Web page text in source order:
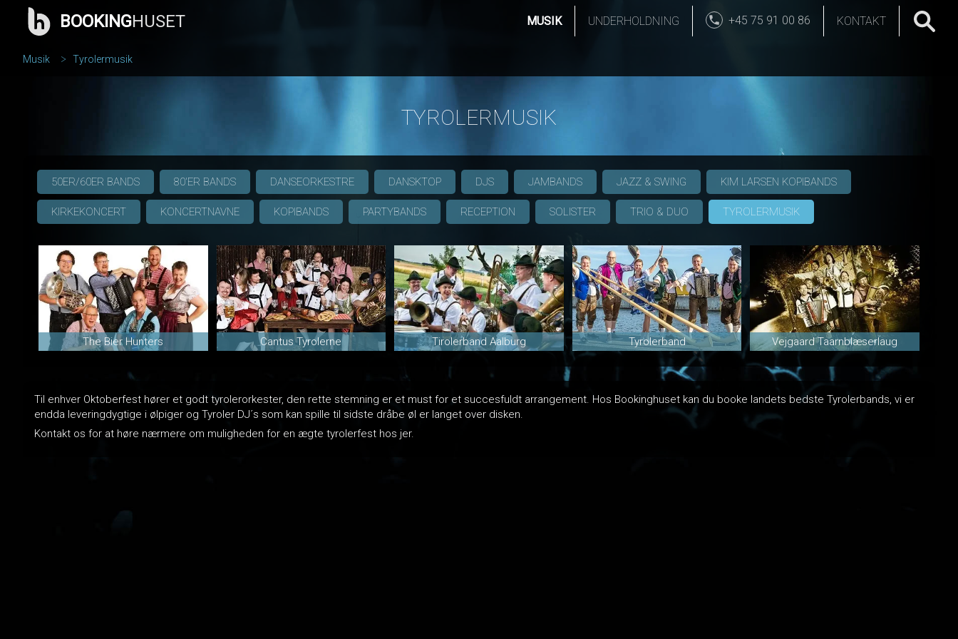
BOOKINGHUSET MUSIK UNDERHOLDNING +45 75 91 00 86 KONTAKT
Musik Tyrolermusik
TYROLERMUSIK
50ER/60ER BANDS 80'ER BANDS DANSEORKESTRE DANSKTOP DJS JAMBANDS JAZZ & SWING KIM LARSEN KOPIBANDS
KIRKEKONCERT KONCERTNAVNE KOPIBANDS PARTYBANDS RECEPTION SOLISTER TRIO & DUO TYROLERMUSIK
The Bier Hunters Cantus Tyrolerne Tirolerband Aalburg Tyrolerband Vejgaard Taarnblæserlaug
Til enhver Oktoberfest hører et godt tyrolerorkester, den rette stemning er et must for et succesfuldt arrangement. Hos Bookinghuset kan du booke landets bedste Tyrolerbands, vi er
endda leveringdygtige i ølpiger og Tyroler DJ´s som kan spille til sidste dråbe øl er langet over disken.
Kontakt os for at høre nærmere om muligheden for en ægte tyrolerfest hos jer.